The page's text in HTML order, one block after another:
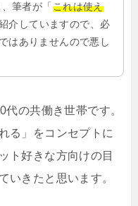
筆者が「 これは使え
介していますので、必
はありませんので悪し
の共働き世帯です。
る」をコンセプトに
ト好きな方向けの目
いきたと思います。